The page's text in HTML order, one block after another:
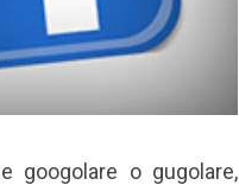
googolare o gugolare,